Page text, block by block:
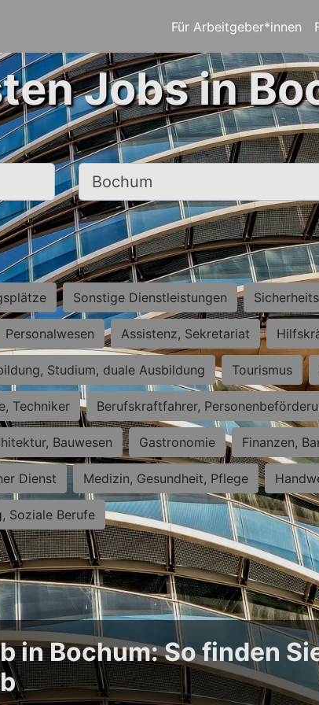
Für Arbeitgeber*innen
Jobs in
Ort, Stadt
Sonstige Dienstleistungen
Personalwesen Assistenz, Sekretariat
Studium, duale Ausbildung Tourismus
Techniker Berufskraftfahrer,
Bauwesen Gastronomie Finanzen,
Dienst Medizin, Gesundheit, Pflege
Soziale Berufe
in Bochum: So finden